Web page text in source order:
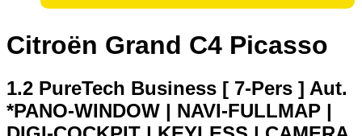
Citroën Grand C4 Picasso
1.2 PureTech Business [ 7-Pers ] Aut.
*PANO-WINDOW | NAVI-FULLMAP |